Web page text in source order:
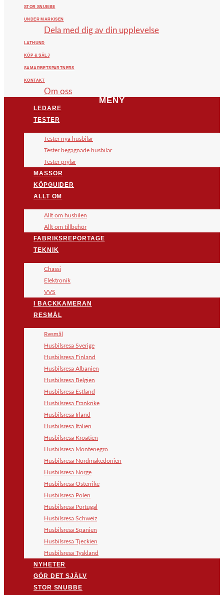
STOR SNUBBE
UNDER MARKISEN
Dela med dig av din upplevelse
LATHUND
KÖP & SÄLJ
SAMARBETSPARTNERS
KONTAKT
Om oss
MENY
LEDARE
TESTER
Tester nya husbilar
Tester begagnade husbilar
Tester prylar
MÄSSOR
KÖPGUIDER
ALLT OM
Allt om husbilen
Allt om tillbehör
FABRIKSREPORTAGE
TEKNIK
Chassi
Elektronik
VVS
I BACKKAMERAN
RESMÅL
Resmål
Husbilsresa Sverige
Husbilsresa Finland
Husbilsresa Albanien
Husbilsresa Belgien
Husbilsresa Estland
Husbilsresa Frankrike
Husbilsresa Irland
Husbilsresa Italien
Husbilsresa Kroatien
Husbilsresa Montenegro
Husbilsresa Nordmakedonien
Husbilsresa Norge
Husbilsresa Österrike
Husbilsresa Polen
Husbilsresa Portugal
Husbilsresa Schweiz
Husbilsresa Spanien
Husbilsresa Tjeckien
Husbilsresa Tyskland
NYHETER
GÖR DET SJÄLV
STOR SNUBBE